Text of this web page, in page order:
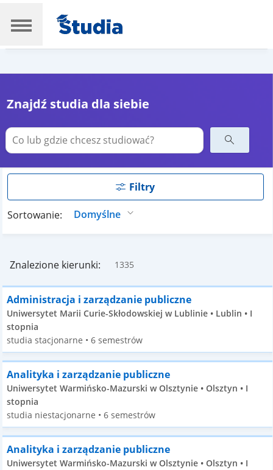
Znajdź studia dla siebie
Filtry
Sortowanie:
Znalezione kierunki: 1335
Administracja i zarządzanie publiczne
Uniwersytet Marii Curie-Skłodowskiej w Lublinie • Lublin • I
stopnia
studia stacjonarne • 6 semestrów
Analityka i zarządzanie publiczne
Uniwersytet Warmińsko-Mazurski w Olsztynie • Olsztyn • I
stopnia
studia niestacjonarne • 6 semestrów
Analityka i zarządzanie publiczne
Uniwersytet Warmińsko-Mazurski w Olsztynie • Olsztyn • I